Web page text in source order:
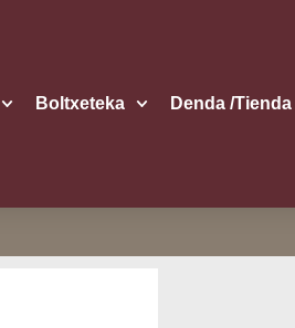
Boltxe­te­ka Den­da /​Tien­da